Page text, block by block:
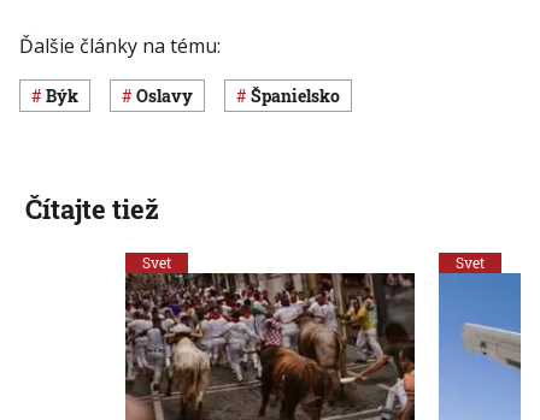
Ďalšie články na tému:
býk oslavy Španielsko
Čítajte tiež
Svet Svet